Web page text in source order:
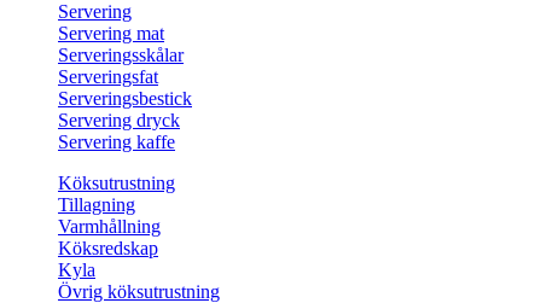
Servering
Servering mat
Serveringsskålar
Serveringsfat
Serveringsbestick
Servering dryck
Servering kaffe
Köksutrustning
Tillagning
Varmhållning
Köksredskap
Kyla
Övrig köksutrustning